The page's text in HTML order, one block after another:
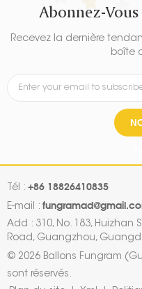
Abonnez-
Recevez la dernière
boîte
Tél : +86 18826410835
E-mail :
Add : 310, No. 183, Huizhan
Road, Guangzhou,
© 2026 Ballons Fungram
sont réservés.